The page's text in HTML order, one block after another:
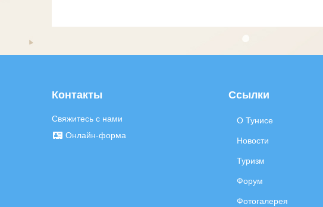
Контакты
Свяжитесь с нами
Онлайн-форма
Ссылки
О Тунисе
Новости
Туризм
Форум
Фотогалерея